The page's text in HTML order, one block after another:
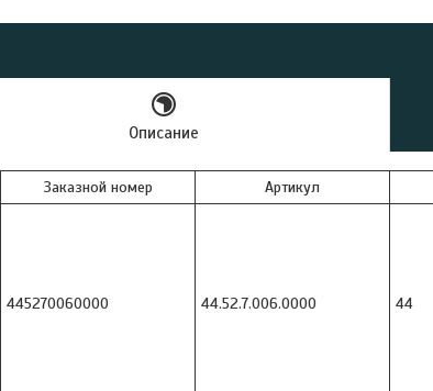
Описание
Заказной номер Артикул
445270060000 44.52.7.006.0000 44